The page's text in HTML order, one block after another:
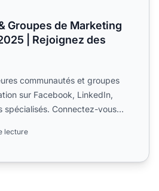
Groupes de Marketing
| Rejoignez des
communautés et groupes
sur Facebook, LinkedIn,
spécialisés. Connectez-vous
lecture